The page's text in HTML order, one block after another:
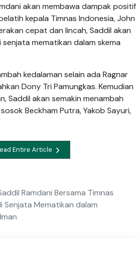
akan membawa dampak positif
kepala Timnas Indonesia, John
cepat dan lincah, Saddil akan
mematikan dalam skema
kedalaman selain ada Ragnar
Dony Tri Pamungkas. Kemudian
Saddil akan semakin menambah
Beckham Putra, Yakob Sayuri,
Entire Article
Ramdani Bersama Timnas
Senjata Mematikan dalam